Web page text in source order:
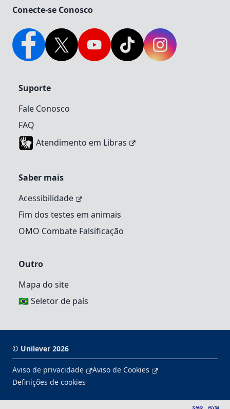
Conecte-se Conosco
FacebookTwitter YouTubeTikTok Instagram
Suporte
Fale Conosco
FAQ
Atendimento em Libras
Saber mais
Acessibilidade
Fim dos testes em animais
OMO Combate Falsificação
Outro
Mapa do site
🇧🇷 Seletor de país
© Unilever 2026
Aviso de privacidade
Aviso de Cookies
Definições de cookies